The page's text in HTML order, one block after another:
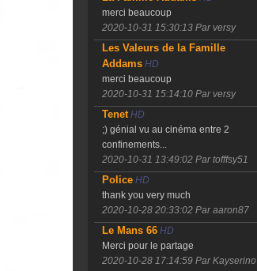
merci beaucoup
2020-10-31 15:30:13 Par versy
Les Valeurs de la Famille
AddamsHD
merci beaucoup
2020-10-31 15:14:10 Par versy
TenetHD
;) génial vu au cinéma entre 2
confinements...
2020-10-31 13:49:02 Par tofffsy51
PoliceHD
thank you very much
2020-10-28 20:33:02 Par aaron87
Le Mans 66HD
Merci pour le partage
2020-10-28 17:14:59 Par Kayserino